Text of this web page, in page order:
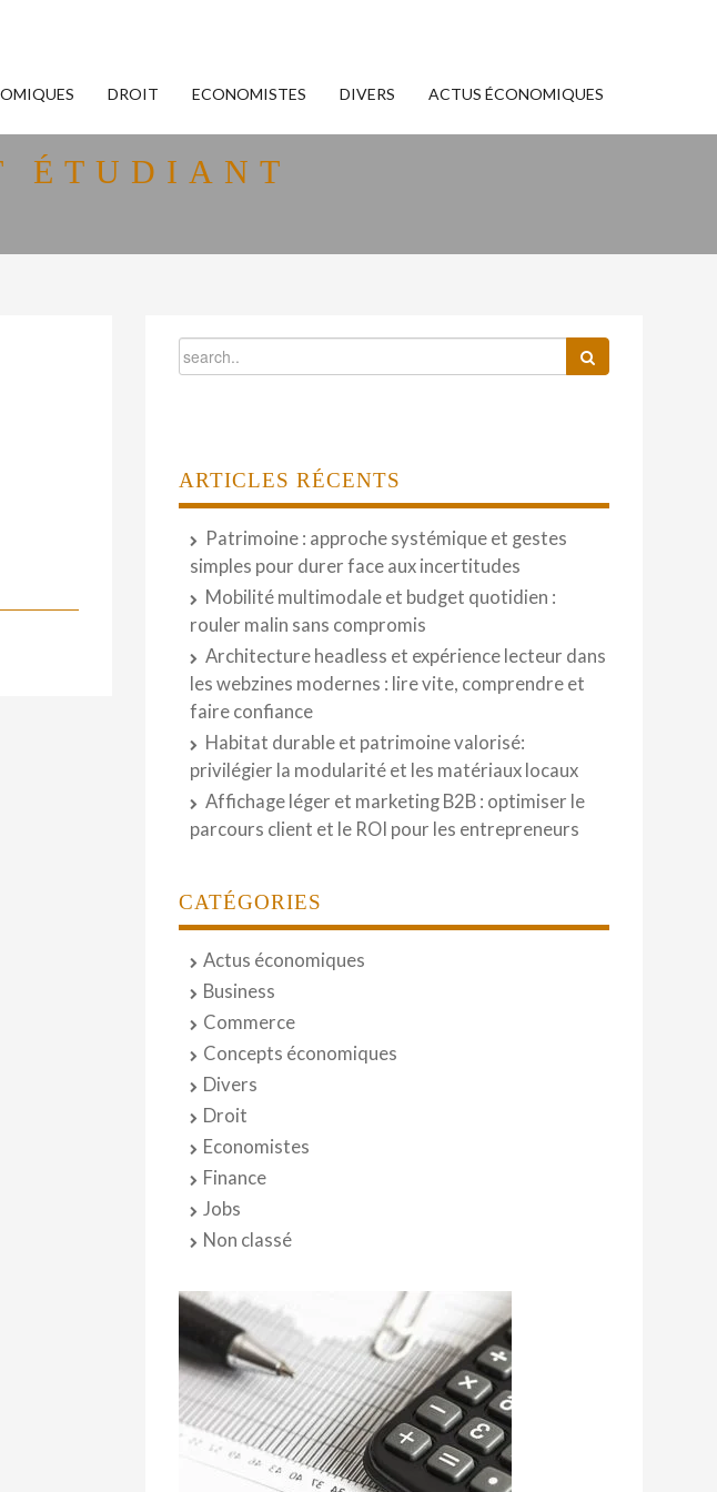
DROIT ECONOMISTES DIVERS ACTUS ÉCONOMIQUES
ÉTUDIANT
ARTICLES RÉCENTS
Patrimoine : approche systémique et gestes
simples pour durer face aux incertitudes
Mobilité multimodale et budget quotidien :
rouler malin sans compromis
Architecture headless et expérience lecteur dans
les webzines modernes : lire vite, comprendre et
faire confiance
Habitat durable et patrimoine valorisé:
privilégier la modularité et les matériaux locaux
Affichage léger et marketing B2B : optimiser le
parcours client et le ROI pour les entrepreneurs
CATÉGORIES
Actus économiques
Business
Commerce
Concepts économiques
Divers
Droit
Economistes
Finance
Jobs
Non classé